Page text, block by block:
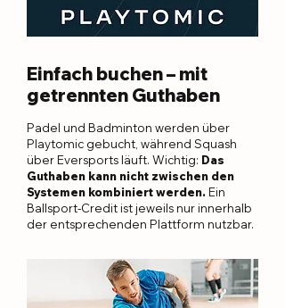
Einfach buchen – mit
getrennten Guthaben
Padel und Badminton werden über
Playtomic gebucht, während Squash
über Eversports läuft. Wichtig: Das
Guthaben kann nicht zwischen den
Systemen kombiniert werden. Ein
Ballsport-Credit ist jeweils nur innerhalb
der entsprechenden Plattform nutzbar.